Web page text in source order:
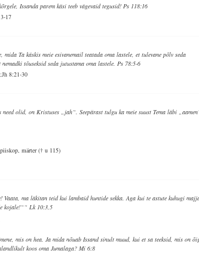
Issanda parem käsi teeb vägevaid tegusid! Ps 118:16
17
mida Ta käskis meie esivanemail teatada oma lastele, et tulevane põlv seda
tõuseksid seda jutustama oma lastele. Ps 78:5-6
8:21-30
olid, on Kristuses „jah“. Seepärast tulgu ka meie suust Tema läbi
märter († u 115)
Vaata, ma läkitan teid kui lambaid huntide sekka. Aga kui te astute kuhugi
kojale!““ Lk 10:3,5
mis on hea. Ja mida nõuab Issand sinult muud, kui et sa teeksid, mis on
koos oma Jumalaga? Mi 6:8